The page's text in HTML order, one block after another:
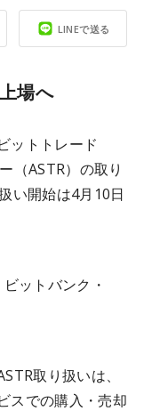
LINEで送る
場へ
ットトレード
（ASTR）の取り
い開始は4月10日
ットバンク・
取り扱いは、
スでの購入・売却